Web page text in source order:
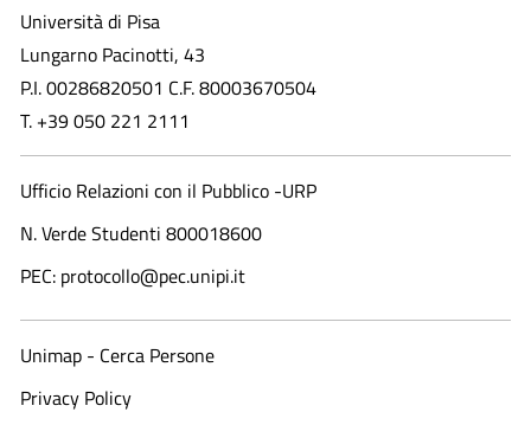
Università di Pisa
Lungarno Pacinotti, 43
P.I. 00286820501 C.F. 80003670504
T. +39 050 221 2111
Ufficio Relazioni con il Pubblico -URP
N. Verde Studenti 800018600​
PEC: protocollo@pec.unipi.it
Unimap - Cerca Persone
Privacy Policy